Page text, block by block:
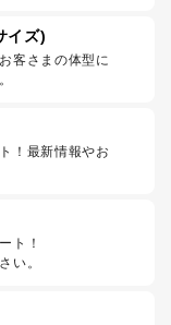
イズ)
客さまの体型に
！最新情報やお
ト！
い。